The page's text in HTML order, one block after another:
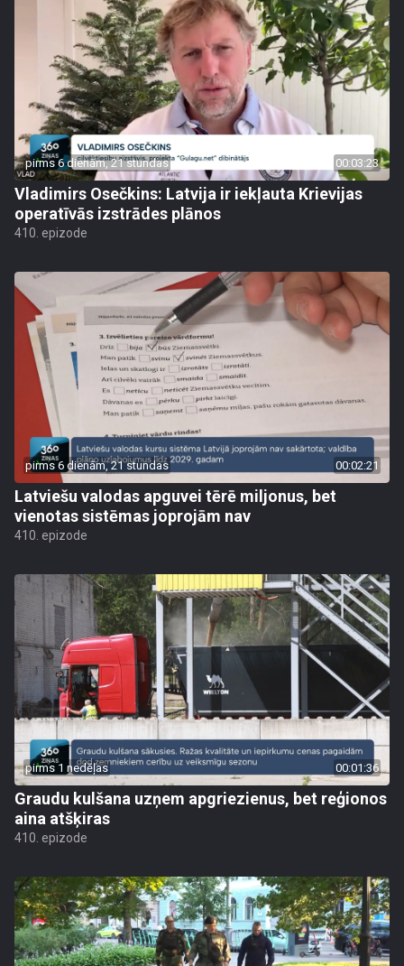
pirms 6 dienām, 21 stundas 00:03:23
Vladimirs Osečkins: Latvija ir iekļauta Krievijas
operatīvās izstrādes plānos
410. epizode
pirms 6 dienām, 21 stundas 00:02:21
Latviešu valodas apguvei tērē miljonus, bet
vienotas sistēmas joprojām nav
410. epizode
pirms 1 nedēļas 00:01:36
Graudu kulšana uzņem apgriezienus, bet reģionos
aina atšķiras
410. epizode